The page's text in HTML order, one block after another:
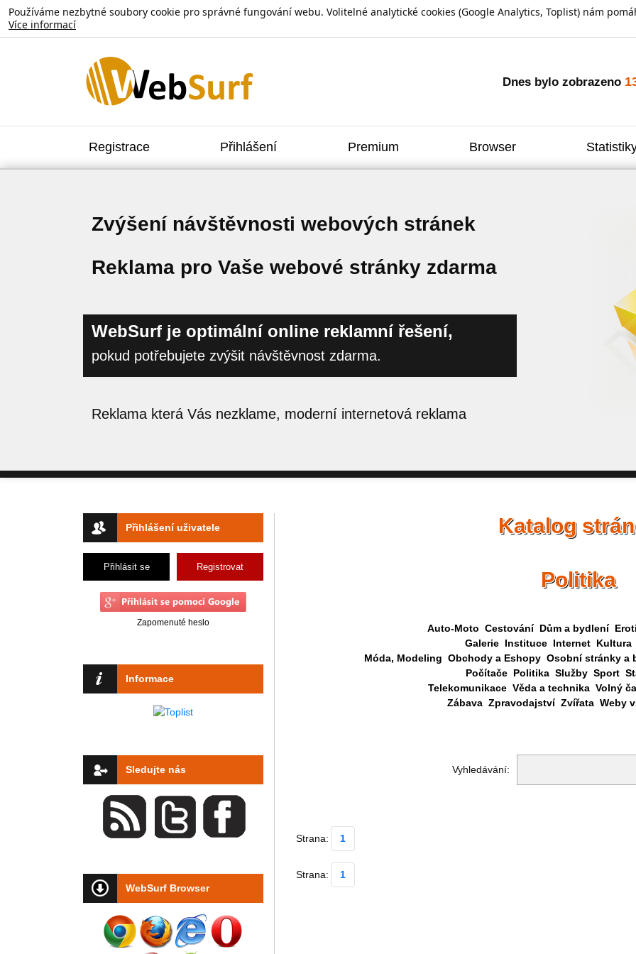
Používáme nezbytné soubory cookie pro správné fungování webu. Volitelné analytické cookies (Google Analytics, Toplist) nám
Více informací
Dnes bylo zobrazeno
Registrace Přihlášení Premium Browser
Zvýšení návštěvnosti webových stránek
Reklama pro Vaše webové stránky zdarma
WebSurf je optimální online reklamní řešení,
pokud potřebujete zvýšit návštěvnost zdarma.
Reklama která Vás nezklame, moderní internetová reklama
Přihlášení uživatele
Přihlásit se Registrovat
Zapomenuté heslo
Informace
Sledujte nás
WebSurf Browser
Katalog
Politika
Auto-Moto Cestování Dům a bydlení
Galerie Instituce Internet Kultura
Móda, Modeling Obchody a Eshopy Osobní stránky a
Počítače Politika Služby Sport
Telekomunikace Věda a technika Volný
Zábava Zpravodajství Zvířata Weby
Vyhledávání:
Strana: 1
Strana: 1